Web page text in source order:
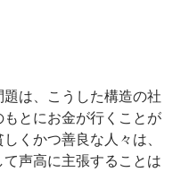
は、こうした構造の社
とにお金が行くことが
くかつ善良な人々は、
声高に主張することは